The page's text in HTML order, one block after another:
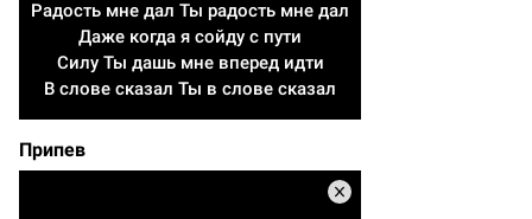
Радость мне дал Ты радость мне дал
Даже когда я сойду с пути
Силу Ты дашь мне вперед идти
В слове сказал Ты в слове сказал
Припев